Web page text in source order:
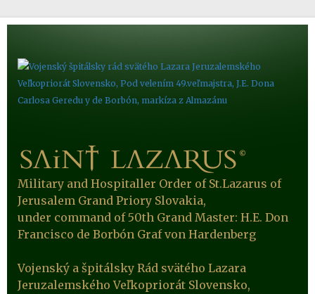
Military and Hospitaller Order of St.Lazarus of
Jerusalem Grand Priory Slovakia,
under command of 50th Grand Master: H.E. Don
Francisco de Borbón Graf von Hardenberg
Vojenský a špitálsky Rád svätého Lazara
Jeruzalemského Veľkopriorát Slovensko,